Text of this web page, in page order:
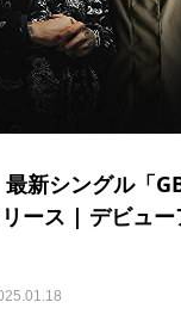
新シングル「
ース | デビュー